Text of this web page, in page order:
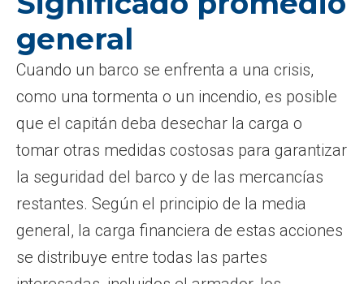
general
Cuando un barco se enfrenta a una crisis,
como una tormenta o un incendio, es posible
que el capitán deba desechar la carga o
tomar otras medidas costosas para garantizar
la seguridad del barco y de las mercancías
restantes. Según el principio de la media
general, la carga financiera de estas acciones
se distribuye entre todas las partes